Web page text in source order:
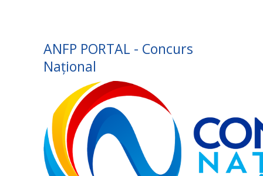
ANFP PORTAL - Concurs
Național